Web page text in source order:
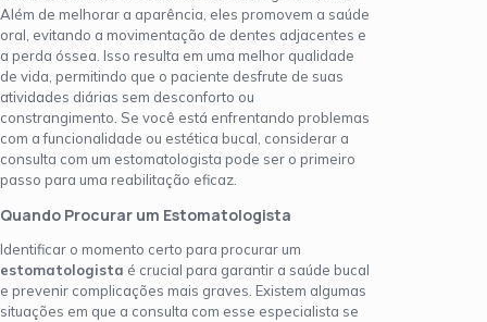
Além de melhorar a aparência, eles promovem a saúde
oral, evitando a movimentação de dentes adjacentes e
a perda óssea. Isso resulta em uma melhor qualidade
de vida, permitindo que o paciente desfrute de suas
atividades diárias sem desconforto ou
constrangimento. Se você está enfrentando problemas
com a funcionalidade ou estética bucal, considerar a
consulta com um estomatologista pode ser o primeiro
passo para uma reabilitação eficaz.
Quando Procurar um Estomatologista
Identificar o momento certo para procurar um
estomatologista é crucial para garantir a saúde bucal
e prevenir complicações mais graves. Existem algumas
situações em que a consulta com esse especialista se